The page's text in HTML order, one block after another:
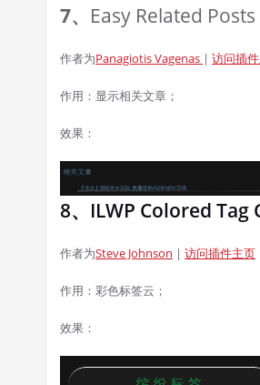
7、 Easy Related Posts
作者为Panagiotis Vagenas | 访问插
作用：显示相关文章；
效果：
8、ILWP Colored Tag
作者为Steve Johnson | 访问插件主页
作用：彩色标签云；
效果：